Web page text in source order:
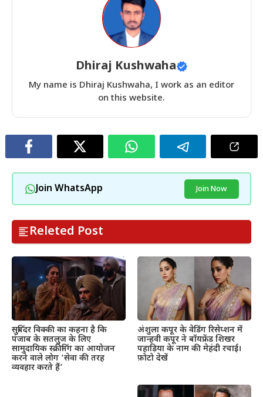
Dhiraj Kushwaha
My name is Dhiraj Kushwaha, I work as an editor
on this website.
Join WhatsApp Join Now
Releted Post
सुबिंदर विक्की का कहना है कि
पंजाब के सतलुज के लिए
सामुदायिक स्क्रीनिंग का आयोजन
करने वाले लोग ‘सेवा की तरह
व्यवहार करते हैं’
अंशुला कपूर के वेडिंग रिसेप्शन में
जान्हवी कपूर ने बॉयफ्रेंड शिखर
पहाड़िया के नाम की मेहंदी रचाई।
फ़ोटो देखें